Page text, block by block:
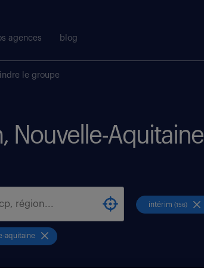
agences blog
le groupe
Nouvelle-Aquitaine
aquitaine
intérim(156)